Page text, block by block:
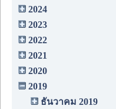
2024
2023
2022
2021
2020
2019
ธันวาคม 2019